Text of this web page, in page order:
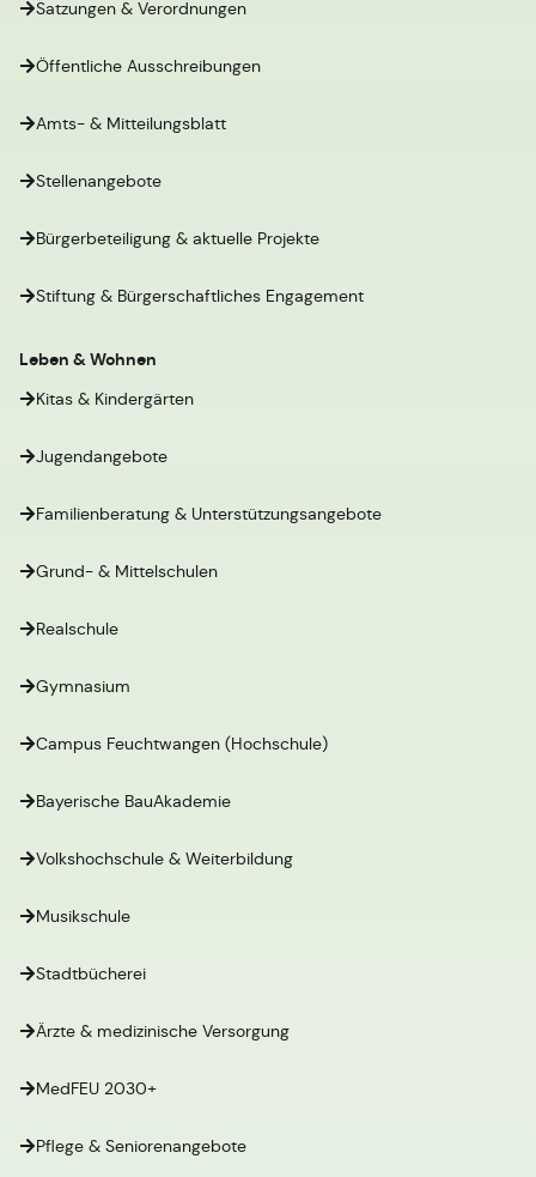
Satzungen & Verordnungen
Öffentliche Ausschreibungen
Amts- & Mitteilungsblatt
Stellenangebote
Bürgerbeteiligung & aktuelle Projekte
Stiftung & Bürgerschaftliches Engagement
Leben & Wohnen
Kitas & Kindergärten
Jugendangebote
Familienberatung & Unterstützungsangebote
Grund- & Mittelschulen
Realschule
Gymnasium
Campus Feuchtwangen (Hochschule)
Bayerische BauAkademie
Volkshochschule & Weiterbildung
Musikschule
Stadtbücherei
Ärzte & medizinische Versorgung
MedFEU 2030+
Pflege & Seniorenangebote